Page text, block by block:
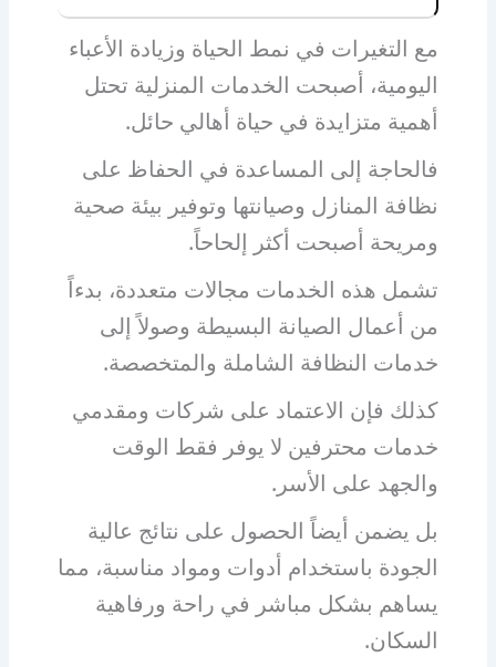
مع التغيرات في نمط الحياة وزيادة الأعباء
اليومية، أصبحت الخدمات المنزلية تحتل
أهمية متزايدة في حياة أهالي حائل.
فالحاجة إلى المساعدة في الحفاظ على
نظافة المنازل وصيانتها وتوفير بيئة صحية
ومريحة أصبحت أكثر إلحاحاً.
تشمل هذه الخدمات مجالات متعددة، بدءاً
من أعمال الصيانة البسيطة وصولاً إلى
خدمات النظافة الشاملة والمتخصصة.
كذلك فإن الاعتماد على شركات ومقدمي
خدمات محترفين لا يوفر فقط الوقت
والجهد على الأسر.
بل يضمن أيضاً الحصول على نتائج عالية
الجودة باستخدام أدوات ومواد مناسبة، مما
يساهم بشكل مباشر في راحة ورفاهية
السكان.